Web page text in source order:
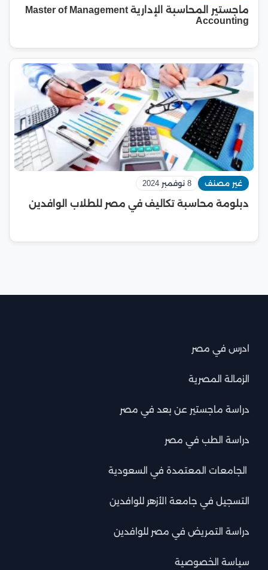
ماجستير المحاسبة الإدارية Master of Management
Accounting
غير مصنف 8 نوفمبر 2024
دبلومة محاسبة تكاليف في مصر للطلاب الوافدين
ادرس في مصر
الزمالة المصرية
دراسة ماجستير عن بعد في مصر
دراسة الطب في مصر
الجامعات المعتمدة في السعودية
التسجيل في جامعة الأزهر للوافدين
دراسة التمريض في مصر للوافدين
سياسة الخصوصية